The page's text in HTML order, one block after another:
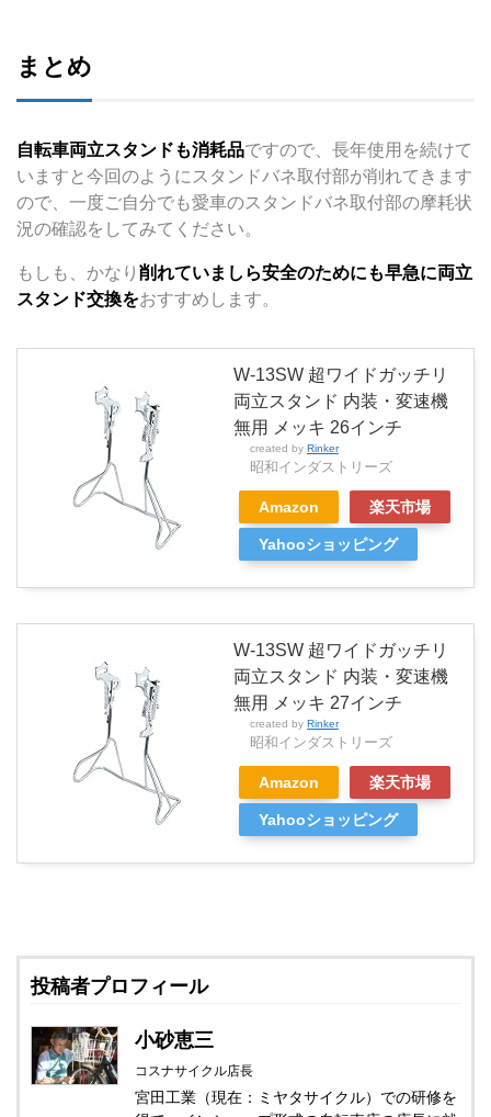
まとめ
自転車両立スタンドも消耗品ですので、長年使用を続けて
いますと今回のようにスタンドバネ取付部が削れてきます
ので、一度ご自分でも愛車のスタンドバネ取付部の摩耗状
況の確認をしてみてください。
もしも、かなり 削れていましら安全のためにも早急に両立
スタンド交換をおすすめします。
W-13SW 超ワイドガッチリ
両立スタンド 内装・変速機
無用 メッキ 26インチ
created by Rinker
昭和インダストリーズ
Amazon 楽天市場
Yahooショッピング
W-13SW 超ワイドガッチリ
両立スタンド 内装・変速機
無用 メッキ 27インチ
created by Rinker
昭和インダストリーズ
Amazon 楽天市場
Yahooショッピング
投稿者プロフィール
小砂恵三
コスナサイクル店長
宮田工業（現在：ミヤタサイクル）での研修を